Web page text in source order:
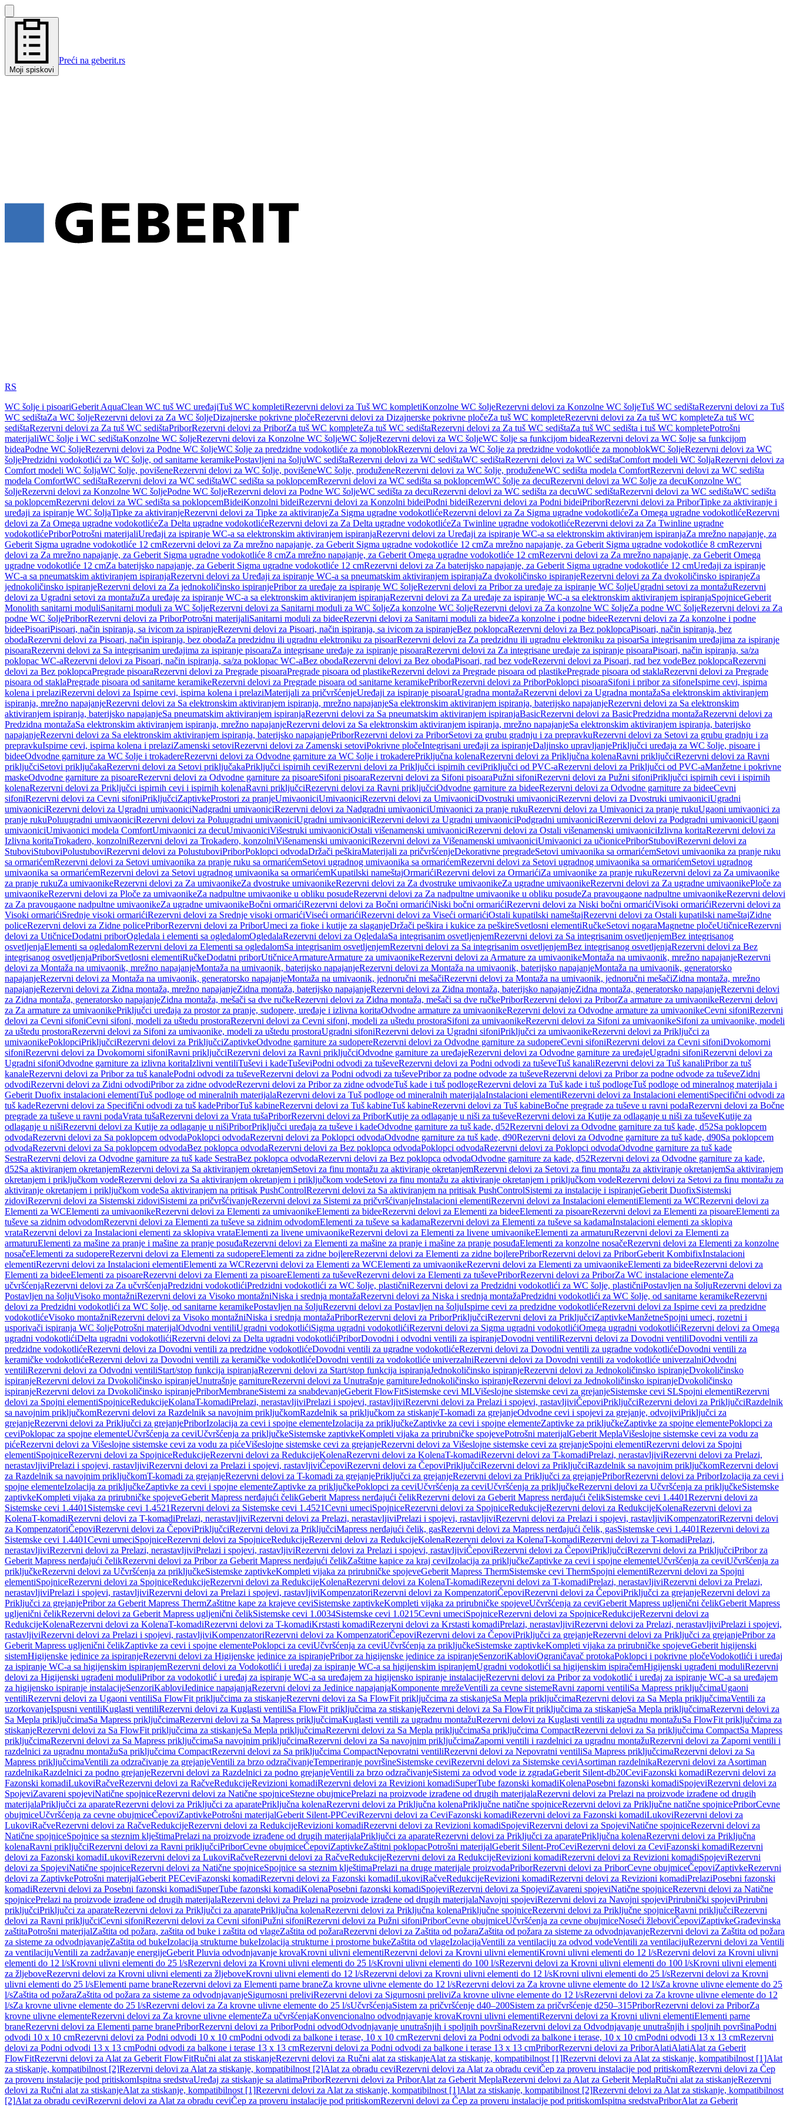
Moji spiskovi
Preći na geberit.rs
RS
WC šolje i pisoariGeberit AquaClean WC tuš WC uređajiTuš WC kompletiRezervni delovi za Tuš WC kompletiKonzolne WC šoljeRezervni delovi za Konzolne WC šoljeTuš WC sedištaRezervni delovi za Tuš
WC sedištaZa WC šoljeRezervni delovi za Za WC šoljeDizajnerske pokrivne pločeRezervni delovi za Dizajnerske pokrivne pločeZa tuš WC kompleteRezervni delovi za Za tuš WC kompleteZa tuš WC
sedištaRezervni delovi za Za tuš WC sedištaPriborRezervni delovi za PriborZa tuš WC kompleteZa tuš WC sedištaRezervni delovi za Za tuš WC sedištaZa tuš WC sedišta i tuš WC kompletePotrošni
materijaliWC šolje i WC sedištaKonzolne WC šoljeRezervni delovi za Konzolne WC šoljeWC šoljeRezervni delovi za WC šoljeWC šolje sa funkcijom bideaRezervni delovi za WC šolje sa funkcijom
bideaPodne WC šoljeRezervni delovi za Podne WC šoljeWC šolje za predzidne vodokotliće za monoblokRezervni delovi za WC šolje za predzidne vodokotliće za monoblokWC šoljeRezervni delovi za WC
šoljePredzidni vodokotlići za WC šolje, od sanitarne keramikePostavljeni na šoljuWC sedištaRezervni delovi za WC sedištaWC sedištaRezervni delovi za WC sedištaComfort modeli WC šoljaRezervni delovi za
Comfort modeli WC šoljaWC šolje, povišeneRezervni delovi za WC šolje, povišeneWC šolje, produženeRezervni delovi za WC šolje, produženeWC sedišta modela ComfortRezervni delovi za WC sedišta
modela ComfortWC sedištaRezervni delovi za WC sedištaWC sedišta sa poklopcemRezervni delovi za WC sedišta sa poklopcemWC šolje za decuRezervni delovi za WC šolje za decuKonzolne WC
šoljeRezervni delovi za Konzolne WC šoljePodne WC šoljeRezervni delovi za Podne WC šoljeWC sedišta za decuRezervni delovi za WC sedišta za decuWC sedištaRezervni delovi za WC sedištaWC sedišta
sa poklopcemRezervni delovi za WC sedišta sa poklopcemBideiKonzolni bideiRezervni delovi za Konzolni bideiPodni bideiRezervni delovi za Podni bideiPriborRezervni delovi za PriborTipke za aktiviranje i
uređaji za ispiranje WC šoljaTipke za aktiviranjeRezervni delovi za Tipke za aktiviranjeZa Sigma ugradne vodokotlićeRezervni delovi za Za Sigma ugradne vodokotlićeZa Omega ugradne vodokotlićeRezervni
delovi za Za Omega ugradne vodokotlićeZa Delta ugradne vodokotlićeRezervni delovi za Za Delta ugradne vodokotlićeZa Twinline ugradne vodokotlićeRezervni delovi za Za Twinline ugradne
vodokotlićePriborPotrošni materijaliUređaji za ispiranje WC-a sa elektronskim aktiviranjem ispiranjaRezervni delovi za Uređaji za ispiranje WC-a sa elektronskim aktiviranjem ispiranjaZa mrežno napajanje, za
Geberit Sigma ugradne vodokotliće 12 cmRezervni delovi za Za mrežno napajanje, za Geberit Sigma ugradne vodokotliće 12 cmZa mrežno napajanje, za Geberit Sigma ugradne vodokotliće 8 cmRezervni
delovi za Za mrežno napajanje, za Geberit Sigma ugradne vodokotliće 8 cmZa mrežno napajanje, za Geberit Omega ugradne vodokotliće 12 cmRezervni delovi za Za mrežno napajanje, za Geberit Omega
ugradne vodokotliće 12 cmZa baterijsko napajanje, za Geberit Sigma ugradne vodokotliće 12 cmRezervni delovi za Za baterijsko napajanje, za Geberit Sigma ugradne vodokotliće 12 cmUređaji za ispiranje
WC-a sa pneumatskim aktiviranjem ispiranjaRezervni delovi za Uređaji za ispiranje WC-a sa pneumatskim aktiviranjem ispiranjaZa dvokoličinsko ispiranjeRezervni delovi za Za dvokoličinsko ispiranjeZa
jednokoličinsko ispiranjeRezervni delovi za Za jednokoličinsko ispiranjePribor za uređaje za ispiranje WC šoljeRezervni delovi za Pribor za uređaje za ispiranje WC šoljeUgradni setovi za montažuRezervni
delovi za Ugradni setovi za montažuZa uređaje za ispiranje WC-a sa elektronskim aktiviranjem ispiranjaRezervni delovi za Za uređaje za ispiranje WC-a sa elektronskim aktiviranjem ispiranjaSpojniceGeberit
Monolith sanitarni moduliSanitarni moduli za WC šoljeRezervni delovi za Sanitarni moduli za WC šoljeZa konzolne WC šoljeRezervni delovi za Za konzolne WC šoljeZa podne WC šoljeRezervni delovi za Za
podne WC šoljePriborRezervni delovi za PriborPotrošni materijaliSanitarni moduli za bideeRezervni delovi za Sanitarni moduli za bideeZa konzolne i podne bideeRezervni delovi za Za konzolne i podne
bideePisoariPisoari, način ispiranja, sa ivicom za ispiranjeRezervni delovi za Pisoari, način ispiranja, sa ivicom za ispiranjeBez poklopcaRezervni delovi za Bez poklopcaPisoari, način ispiranja, bez
obodaRezervni delovi za Pisoari, način ispiranja, bez obodaZa predzidnu ili ugradnu elektroniku za pisoarRezervni delovi za Za predzidnu ili ugradnu elektroniku za pisoarSa integrisanim uređajima za ispiranje
pisoaraRezervni delovi za Sa integrisanim uređajima za ispiranje pisoaraZa integrisane uređaje za ispiranje pisoaraRezervni delovi za Za integrisane uređaje za ispiranje pisoaraPisoari, način ispiranja, sa/za
poklopac WC-aRezervni delovi za Pisoari, način ispiranja, sa/za poklopac WC-aBez obodaRezervni delovi za Bez obodaPisoari, rad bez vodeRezervni delovi za Pisoari, rad bez vodeBez poklopcaRezervni
delovi za Bez poklopcaPregrade pisoaraRezervni delovi za Pregrade pisoaraPregrade pisoara od plastikeRezervni delovi za Pregrade pisoara od plastikePregrade pisoara od staklaRezervni delovi za Pregrade
pisoara od staklaPregrade pisoara od sanitarne keramikeRezervni delovi za Pregrade pisoara od sanitarne keramikePriborRezervni delovi za PriborPoklopci pisoaraSifoni i pribor za sifoneIspirne cevi, ispirna
kolena i prelaziRezervni delovi za Ispirne cevi, ispirna kolena i prelaziMaterijali za pričvršćenjeUređaji za ispiranje pisoaraUgradna montažaRezervni delovi za Ugradna montažaSa elektronskim aktiviranjem
ispiranja, mrežno napajanjeRezervni delovi za Sa elektronskim aktiviranjem ispiranja, mrežno napajanjeSa elektronskim aktiviranjem ispiranja, baterijsko napajanjeRezervni delovi za Sa elektronskim
aktiviranjem ispiranja, baterijsko napajanjeSa pneumatskim aktiviranjem ispiranjaRezervni delovi za Sa pneumatskim aktiviranjem ispiranjaBasicRezervni delovi za BasicPredzidna montažaRezervni delovi za
Predzidna montažaSa elektronskim aktiviranjem ispiranja, mrežno napajanjeRezervni delovi za Sa elektronskim aktiviranjem ispiranja, mrežno napajanjeSa elektronskim aktiviranjem ispiranja, baterijsko
napajanjeRezervni delovi za Sa elektronskim aktiviranjem ispiranja, baterijsko napajanjePriborRezervni delovi za PriborSetovi za grubu gradnju i za prepravkuRezervni delovi za Setovi za grubu gradnju i za
prepravkuIspirne cevi, ispirna kolena i prelaziZamenski setoviRezervni delovi za Zamenski setoviPokrivne pločeIntegrisani uređaji za ispiranjeDaljinsko upravljanjePriključci uređaja za WC šolje, pisoare i
bideeOdvodne garniture za WC šolje i trokadereRezervni delovi za Odvodne garniture za WC šolje i trokaderePriključna kolenaRezervni delovi za Priključna kolenaRavni priključciRezervni delovi za Ravni
priključciSetovi priključakaRezervni delovi za Setovi priključakaPriključci ispirnih ceviRezervni delovi za Priključci ispirnih ceviPriključci od PVC-aRezervni delovi za Priključci od PVC-aManžetne i pokrivne
maskeOdvodne garniture za pisoareRezervni delovi za Odvodne garniture za pisoareSifoni pisoaraRezervni delovi za Sifoni pisoaraPužni sifoniRezervni delovi za Pužni sifoniPriključci ispirnih cevi i ispirnih
kolenaRezervni delovi za Priključci ispirnih cevi i ispirnih kolenaRavni priključciRezervni delovi za Ravni priključciOdvodne garniture za bideeRezervni delovi za Odvodne garniture za bideeCevni
sifoniRezervni delovi za Cevni sifoniPriključciZaptivkeProstori za pranjeUmivaoniciUmivaoniciRezervni delovi za UmivaoniciDvostruki umivaoniciRezervni delovi za Dvostruki umivaoniciUgradni
umivaoniciRezervni delovi za Ugradni umivaoniciNadgradni umivaoniciRezervni delovi za Nadgradni umivaoniciUmivaonici za pranje rukuRezervni delovi za Umivaonici za pranje rukuUgaoni umivaonici za
pranje rukuPoluugradni umivaoniciRezervni delovi za Poluugradni umivaoniciUgradni umivaoniciRezervni delovi za Ugradni umivaoniciPodgradni umivaoniciRezervni delovi za Podgradni umivaoniciUgaoni
umivaoniciUmivaonici modela ComfortUmivaonici za decuUmivaoniciVišestruki umivaoniciOstali višenamenski umivaoniciRezervni delovi za Ostali višenamenski umivaoniciIzlivna koritaRezervni delovi za
Izlivna koritaTrokadero, konzolniRezervni delovi za Trokadero, konzolniVišenamenski umivaoniciRezervni delovi za Višenamenski umivaoniciUmivaonici za učionicePriborStuboviRezervni delovi za
StuboviStuboviPolustuboviRezervni delovi za PolustuboviPriborPoklopci odvodaDržači peškiraMaterijali za pričvršćenjeDekorativne pregradeSetovi umivaonika sa ormarićemSetovi umivaonika za pranje ruku
sa ormarićemRezervni delovi za Setovi umivaonika za pranje ruku sa ormarićemSetovi ugradnog umivaonika sa ormarićemRezervni delovi za Setovi ugradnog umivaonika sa ormarićemSetovi ugradnog
umivaonika sa ormarićemRezervni delovi za Setovi ugradnog umivaonika sa ormarićemKupatilski nameštajOrmarićiRezervni delovi za OrmarićiZa umivaonike za pranje rukuRezervni delovi za Za umivaonike
za pranje rukuZa umivaonikeRezervni delovi za Za umivaonikeZa dvostruke umivaonikeRezervni delovi za Za dvostruke umivaonikeZa ugradne umivaonikeRezervni delovi za Za ugradne umivaonikePloče za
umivaonikeRezervni delovi za Ploče za umivaonikeZa nadpultne umivaonike u obliku posudeRezervni delovi za Za nadpultne umivaonike u obliku posudeZa pravougaone nadpultne umivaonikeRezervni delovi
za Za pravougaone nadpultne umivaonikeZa ugradne umivaonikeBočni ormarićiRezervni delovi za Bočni ormarićiNiski bočni ormarićiRezervni delovi za Niski bočni ormarićiVisoki ormarićiRezervni delovi za
Visoki ormarićiSrednje visoki ormarićiRezervni delovi za Srednje visoki ormarićiViseći ormarićiRezervni delovi za Viseći ormarićiOstali kupatilski nameštajRezervni delovi za Ostali kupatilski nameštajZidne
policeRezervni delovi za Zidne policePriborRezervni delovi za PriborUmeci za fioke i kutije za slaganjeDržači peškira i kukice za peškireSvetlosni elementiRučkeSetovi nogaraMagnetne pločeUtičniceRezervni
delovi za UtičniceDodatni priborOgledala i elementi sa ogledalomOgledalaRezervni delovi za OgledalaSa integrisanim osvetljenjemRezervni delovi za Sa integrisanim osvetljenjemBez integrisanog
osvetljenjaElementi sa ogledalomRezervni delovi za Elementi sa ogledalomSa integrisanim osvetljenjemRezervni delovi za Sa integrisanim osvetljenjemBez integrisanog osvetljenjaRezervni delovi za Bez
integrisanog osvetljenjaPriborSvetlosni elementiRučkeDodatni priborUtičniceArmatureArmature za umivaonikeRezervni delovi za Armature za umivaonikeMontaža na umivaonik, mrežno napajanjeRezervni
delovi za Montaža na umivaonik, mrežno napajanjeMontaža na umivaonik, baterijsko napajanjeRezervni delovi za Montaža na umivaonik, baterijsko napajanjeMontaža na umivaonik, generatorsko
napajanjeRezervni delovi za Montaža na umivaonik, generatorsko napajanjeMontaža na umivaonik, jednoručni mešačiRezervni delovi za Montaža na umivaonik, jednoručni mešačiZidna montaža, mrežno
napajanjeRezervni delovi za Zidna montaža, mrežno napajanjeZidna montaža, baterijsko napajanjeRezervni delovi za Zidna montaža, baterijsko napajanjeZidna montaža, generatorsko napajanjeRezervni delovi
za Zidna montaža, generatorsko napajanjeZidna montaža, mešači sa dve ručkeRezervni delovi za Zidna montaža, mešači sa dve ručkePriborRezervni delovi za PriborZa armature za umivaonikeRezervni delovi
za Za armature za umivaonikePriključci uređaja za prostor za pranje, sudopere, uređaje i izlivna koritaOdvodne armature za umivaonikeRezervni delovi za Odvodne armature za umivaonikeCevni sifoniRezervni
delovi za Cevni sifoniCevni sifoni, modeli za uštedu prostoraRezervni delovi za Cevni sifoni, modeli za uštedu prostoraSifoni za umivaonikeRezervni delovi za Sifoni za umivaonikeSifoni za umivaonike, modeli
za uštedu prostoraRezervni delovi za Sifoni za umivaonike, modeli za uštedu prostoraUgradni sifoniRezervni delovi za Ugradni sifoniPriključci za umivaonikeRezervni delovi za Priključci za
umivaonikePoklopciPriključciRezervni delovi za PriključciZaptivkeOdvodne garniture za sudopereRezervni delovi za Odvodne garniture za sudopereCevni sifoniRezervni delovi za Cevni sifoniDvokomorni
sifoniRezervni delovi za Dvokomorni sifoniRavni priključciRezervni delovi za Ravni priključciOdvodne garniture za uređajeRezervni delovi za Odvodne garniture za uređajeUgradni sifoniRezervni delovi za
Ugradni sifoniOdvodne garniture za izlivna koritaIzlivni ventiliTuševi i kadeTuševiPodni odvodi za tuševeRezervni delovi za Podni odvodi za tuševeTuš kanaliRezervni delovi za Tuš kanaliPribor za tuš
kanaleRezervni delovi za Pribor za tuš kanalePodni odvodi za tuševeRezervni delovi za Podni odvodi za tuševePribor za podne odvode za tuševeRezervni delovi za Pribor za podne odvode za tuševeZidni
odvodiRezervni delovi za Zidni odvodiPribor za zidne odvodeRezervni delovi za Pribor za zidne odvodeTuš kade i tuš podlogeRezervni delovi za Tuš kade i tuš podlogeTuš podloge od mineralnog materijala i
Geberit Duofix instalacioni elementiTuš podloge od mineralnih materijalaRezervni delovi za Tuš podloge od mineralnih materijalaInstalacioni elementiRezervni delovi za Instalacioni elementiSpecifični odvodi za
tuš kadeRezervni delovi za Specifični odvodi za tuš kadePriborTuš kabineRezervni delovi za Tuš kabineTuš kabineRezervni delovi za Tuš kabineBočne pregrade za tuševe u ravni podaRezervni delovi za Bočne
pregrade za tuševe u ravni podaVrata tušaRezervni delovi za Vrata tušaPriborRezervni delovi za PriborKutije za odlaganje u niši za tuševeRezervni delovi za Kutije za odlaganje u niši za tuševeKutije za
odlaganje u nišiRezervni delovi za Kutije za odlaganje u nišiPriborPriključci uređaja za tuševe i kadeOdvodne garniture za tuš kade, d52Rezervni delovi za Odvodne garniture za tuš kade, d52Sa poklopcem
odvodaRezervni delovi za Sa poklopcem odvodaPoklopci odvodaRezervni delovi za Poklopci odvodaOdvodne garniture za tuš kade, d90Rezervni delovi za Odvodne garniture za tuš kade, d90Sa poklopcem
odvodaRezervni delovi za Sa poklopcem odvodaBez poklopca odvodaRezervni delovi za Bez poklopca odvodaPoklopci odvodaRezervni delovi za Poklopci odvodaOdvodne garniture za tuš kade
SestraRezervni delovi za Odvodne garniture za tuš kade SestraBez poklopca odvodaRezervni delovi za Bez poklopca odvodaOdvodne garniture za kade, d52Rezervni delovi za Odvodne garniture za kade,
d52Sa aktiviranjem okretanjemRezervni delovi za Sa aktiviranjem okretanjemSetovi za finu montažu za aktiviranje okretanjemRezervni delovi za Setovi za finu montažu za aktiviranje okretanjemSa aktiviranjem
okretanjem i priključkom vodeRezervni delovi za Sa aktiviranjem okretanjem i priključkom vodeSetovi za finu montažu za aktiviranje okretanjem i priključkom vodeRezervni delovi za Setovi za finu montažu za
aktiviranje okretanjem i priključkom vodeSa aktiviranjem na pritisak PushControlRezervni delovi za Sa aktiviranjem na pritisak PushControlSistemi za instalacije i ispiranjeGeberit DuofixSistemski
zidoviRezervni delovi za Sistemski zidoviSistemi za pričvršćivanjeRezervni delovi za Sistemi za pričvršćivanjeInstalacioni elementiRezervni delovi za Instalacioni elementiElementi za WCRezervni delovi za
Elementi za WCElementi za umivaonikeRezervni delovi za Elementi za umivaonikeElementi za bideeRezervni delovi za Elementi za bideeElementi za pisoareRezervni delovi za Elementi za pisoareElementi za
tuševe sa zidnim odvodomRezervni delovi za Elementi za tuševe sa zidnim odvodomElementi za tuševe sa kadamaRezervni delovi za Elementi za tuševe sa kadamaInstalacioni elementi za sklopiva
vrataRezervni delovi za Instalacioni elementi za sklopiva vrataElementi za livene umivaonikeRezervni delovi za Elementi za livene umivaonikeElementi za armaturuRezervni delovi za Elementi za
armaturuElementi za mašine za pranje i mašine za pranje posuđaRezervni delovi za Elementi za mašine za pranje i mašine za pranje posuđaElementi za konzolne nosačeRezervni delovi za Elementi za konzolne
nosačeElementi za sudopereRezervni delovi za Elementi za sudopereElementi za zidne bojlereRezervni delovi za Elementi za zidne bojlerePriborRezervni delovi za PriborGeberit KombifixInstalacioni
elementiRezervni delovi za Instalacioni elementiElementi za WCRezervni delovi za Elementi za WCElementi za umivaonikeRezervni delovi za Elementi za umivaonikeElementi za bideeRezervni delovi za
Elementi za bideeElementi za pisoareRezervni delovi za Elementi za pisoareElementi za tuševeRezervni delovi za Elementi za tuševePriborRezervni delovi za PriborZa WC instalacione elementeZa
učvršćenjaRezervni delovi za Za učvršćenjaPredzidni vodokotlićiPredzidni vodokotlići za WC šolje, plastičniRezervni delovi za Predzidni vodokotlići za WC šolje, plastičniPostavljen na šoljuRezervni delovi za
Postavljen na šoljuVisoko montažniRezervni delovi za Visoko montažniNiska i srednja montažaRezervni delovi za Niska i srednja montažaPredzidni vodokotlići za WC šolje, od sanitarne keramikeRezervni
delovi za Predzidni vodokotlići za WC šolje, od sanitarne keramikePostavljen na šoljuRezervni delovi za Postavljen na šoljuIspirne cevi za predzidne vodokotlićeRezervni delovi za Ispirne cevi za predzidne
vodokotlićeVisoko montažniRezervni delovi za Visoko montažniNiska i srednja montažaPriborRezervni delovi za PriborPriključciRezervni delovi za PriključciZaptivkeManžetneSpojni umeci, rozetni i
usporivači ispiranja WC šoljePotrošni materijalOdvodni ventiliUgradni vodokotlićiSigma ugradni vodokotlićiRezervni delovi za Sigma ugradni vodokotlićiOmega ugradni vodokotlićiRezervni delovi za Omega
ugradni vodokotlićiDelta ugradni vodokotlićiRezervni delovi za Delta ugradni vodokotlićiPriborDovodni i odvodni ventili za ispiranjeDovodni ventiliRezervni delovi za Dovodni ventiliDovodni ventili za
predzidne vodokotlićeRezervni delovi za Dovodni ventili za predzidne vodokotlićeDovodni ventili za ugradne vodokotlićeRezervni delovi za Dovodni ventili za ugradne vodokotlićeDovodni ventili za
keramičke vodokotlićeRezervni delovi za Dovodni ventili za keramičke vodokotlićeDovodni ventili za vodokotliće univerzalniRezervni delovi za Dovodni ventili za vodokotliće univerzalniOdvodni
ventiliRezervni delovi za Odvodni ventiliStart/stop funkcija ispiranjaRezervni delovi za Start/stop funkcija ispiranjaJednokoličinsko ispiranjeRezervni delovi za Jednokoličinsko ispiranjeDvokoličinsko
ispiranjeRezervni delovi za Dvokoličinsko ispiranjeUnutrašnje garnitureRezervni delovi za Unutrašnje garnitureJednokoličinsko ispiranjeRezervni delovi za Jednokoličinsko ispiranjeDvokoličinsko
ispiranjeRezervni delovi za Dvokoličinsko ispiranjePriborMembraneSistemi za snabdevanjeGeberit FlowFitSistemske cevi MLVišeslojne sistemske cevi za grejanjeSistemske cevi SLSpojni elementiRezervni
delovi za Spojni elementiSpojniceRedukcijeKolanaT-komadiPrelazi, nerastavljiviPrelazi i spojevi, rastavljiviRezervni delovi za Prelazi i spojevi, rastavljiviČepoviPriključciRezervni delovi za PriključciRazdelnik
sa navojnim priključkomRezervni delovi za Razdelnik sa navojnim priključkomRazdelnik sa priključkom za stiskanjeT-komadi za grejanjeOdvodne cevi i spojevi za grejanje, odvojiviPriključci za
grejanjeRezervni delovi za Priključci za grejanjePriborIzolacija za cevi i spojne elementeIzolacija za priključkeZaptivke za cevi i spojne elementeZaptivke za priključkeZaptivke za spojne elementePoklopci za
ceviPoklopac za spojne elementeUčvršćenja za ceviUčvršćenja za priključkeSistemske zaptivkeKompleti vijaka za prirubničke spojevePotrošni materijalGeberit MeplaVišeslojne sistemske cevi za vodu za
pićeRezervni delovi za Višeslojne sistemske cevi za vodu za pićeVišeslojne sistemske cevi za grejanjeRezervni delovi za Višeslojne sistemske cevi za grejanjeSpojni elementiRezervni delovi za Spojni
elementiSpojniceRezervni delovi za SpojniceRedukcijeRezervni delovi za RedukcijeKolenaRezervni delovi za KolenaT-komadiRezervni delovi za T-komadiPrelazi, nerastavljiviRezervni delovi za Prelazi,
nerastavljiviPrelazi i spojevi, rastavljiviRezervni delovi za Prelazi i spojevi, rastavljiviČepoviRezervni delovi za ČepoviPriključciRezervni delovi za PriključciRazdelnik sa navojnim priključkomRezervni delovi
za Razdelnik sa navojnim priključkomT-komadi za grejanjeRezervni delovi za T-komadi za grejanjePriključci za grejanjeRezervni delovi za Priključci za grejanjePriborRezervni delovi za PriborIzolacija za cevi i
spojne elementeIzolacija za priključkeZaptivke za cevi i spojne elementeZaptivke za priključkePoklopci za ceviUčvršćenja za ceviUčvršćenja za priključkeRezervni delovi za Učvršćenja za priključkeSistemske
zaptivkeKompleti vijaka za prirubničke spojeveGeberit Mapress nerđajući čelikGeberit Mapress nerđajući čelikRezervni delovi za Geberit Mapress nerđajući čelikSistemske cevi 1.4401Rezervni delovi za
Sistemske cevi 1.4401 Sistemske cevi 1.4521Rezervni delovi za Sistemske cevi 1.4521Cevni umeciSpojniceRezervni delovi za SpojniceRedukcijeRezervni delovi za RedukcijeKolenaRezervni delovi za
KolenaT-komadiRezervni delovi za T-komadiPrelazi, nerastavljiviRezervni delovi za Prelazi, nerastavljiviPrelazi i spojevi, rastavljiviRezervni delovi za Prelazi i spojevi, rastavljiviKompenzatoriRezervni delovi
za KompenzatoriČepoviRezervni delovi za ČepoviPriključciRezervni delovi za PriključciMapress nerđajući čelik, gasRezervni delovi za Mapress nerđajući čelik, gasSistemske cevi 1.4401Rezervni delovi za
Sistemske cevi 1.4401Cevni umeciSpojniceRezervni delovi za SpojniceRedukcijeRezervni delovi za RedukcijeKolenaRezervni delovi za KolenaT-komadiRezervni delovi za T-komadiPrelazi,
nerastavljiviRezervni delovi za Prelazi, nerastavljiviPrelazi i spojevi, rastavljiviRezervni delovi za Prelazi i spojevi, rastavljiviČepoviRezervni delovi za ČepoviPriključciRezervni delovi za PriključciPribor za
Geberit Mapress nerđajući čelikRezervni delovi za Pribor za Geberit Mapress nerđajući čelikZaštitne kapice za kraj ceviIzolacija za priključkeZaptivke za cevi i spojne elementeUčvršćenja za ceviUčvršćenja za
priključkeRezervni delovi za Učvršćenja za priključkeSistemske zaptivkeKompleti vijaka za prirubničke spojeveGeberit Mapress ThermSistemske cevi ThermSpojni elementiRezervni delovi za Spojni
elementiSpojniceRezervni delovi za SpojniceRedukcijeRezervni delovi za RedukcijeKolenaRezervni delovi za KolenaT-komadiRezervni delovi za T-komadiPrelazi, nerastavljiviRezervni delovi za Prelazi,
nerastavljiviPrelazi i spojevi, rastavljiviRezervni delovi za Prelazi i spojevi, rastavljiviKompenzatoriRezervni delovi za KompenzatoriČepoviRezervni delovi za ČepoviPriključci za grejanjeRezervni delovi za
Priključci za grejanjePribor za Geberit Mapress ThermZaštitne kape za krajeve ceviSistemske zaptivkeKompleti vijaka za prirubničke spojeveUčvršćenja za ceviGeberit Mapress ugljenični čelikGeberit Mapress
ugljenični čelikRezervni delovi za Geberit Mapress ugljenični čelikSistemske cevi 1.0034Sistemske cevi 1.0215Cevni umeciSpojniceRezervni delovi za SpojniceRedukcijeRezervni delovi za
RedukcijeKolenaRezervni delovi za KolenaT-komadiRezervni delovi za T-komadiKrstasti komadiRezervni delovi za Krstasti komadiPrelazi, nerastavljiviRezervni delovi za Prelazi, nerastavljiviPrelazi i spojevi,
rastavljiviRezervni delovi za Prelazi i spojevi, rastavljiviKompenzatoriRezervni delovi za KompenzatoriČepoviRezervni delovi za ČepoviPriključci za grejanjeRezervni delovi za Priključci za grejanjePribor za
Geberit Mapress ugljenični čelikZaptivke za cevi i spojne elementePoklopci za ceviUčvršćenja za ceviUčvršćenja za priključkeSistemske zaptivkeKompleti vijaka za prirubničke spojeveGeberit higijenski
sistemHigijenske jedinice za ispiranjeRezervni delovi za Higijenske jedinice za ispiranjePribor za higijenske jedinice za ispiranjeSenzoriKabloviOgraničavač protokaPoklopci i pokrivne pločeVodokotlići i uređaj
za ispiranje WC-a sa higijenskim ispiranjemRezervni delovi za Vodokotlići i uređaj za ispiranje WC-a sa higijenskim ispiranjemUgradni vodokotlići sa higijenskim ispiračemHigijenski ugrađeni moduliRezervni
delovi za Higijenski ugrađeni moduliPribor za vodokotlić i uređaj za ispiranje WC-a sa uređajem za higijensko ispiranje instalacijeRezervni delovi za Pribor za vodokotlić i uređaj za ispiranje WC-a sa uređajem
za higijensko ispiranje instalacijeSenzoriKabloviJedinice napajanjaRezervni delovi za Jedinice napajanjaKomponente mrežeVentili za cevne sistemeRavni zaporni ventiliSa Mapress priključcimaUgaoni
ventiliRezervni delovi za Ugaoni ventiliSa FlowFit priključcima za stiskanjeRezervni delovi za Sa FlowFit priključcima za stiskanjeSa Mepla priključcimaRezervni delovi za Sa Mepla priključcimaVentili za
uzorkovanjeIspusni ventiliKuglasti ventiliRezervni delovi za Kuglasti ventiliSa FlowFit priključcima za stiskanjeRezervni delovi za Sa FlowFit priključcima za stiskanjeSa Mepla priključcimaRezervni delovi za
Sa Mepla priključcimaSa Mapress priključcimaRezervni delovi za Sa Mapress priključcimaKuglasti ventili za ugradnu montažuRezervni delovi za Kuglasti ventili za ugradnu montažuSa FlowFit priključcima za
stiskanjeRezervni delovi za Sa FlowFit priključcima za stiskanjeSa Mepla priključcimaRezervni delovi za Sa Mepla priključcimaSa priključcima CompactRezervni delovi za Sa priključcima CompactSa Mapress
priključcimaRezervni delovi za Sa Mapress priključcimaSa navojnim priključcimaRezervni delovi za Sa navojnim priključcimaZaporni ventili i razdelnici za ugradnu montažuRezervni delovi za Zaporni ventili i
razdelnici za ugradnu montažuSa priključcima CompactRezervni delovi za Sa priključcima CompactNepovratni ventiliRezervni delovi za Nepovratni ventiliSa Mapress priključcimaRezervni delovi za Sa
Mapress priključcimaVentili za odzračivanje za grejanjeVentili za brzo odzračivanjeTemperiranje površineSistemske ceviRezervni delovi za Sistemske ceviAsortiman razdelnikaRezervni delovi za Asortiman
razdelnikaRazdelnici za podno grejanjeRezervni delovi za Razdelnici za podno grejanjeVentili za brzo odzračivanjeSistemi za odvod vode iz zgradaGeberit Silent-db20CeviFazonski komadiRezervni delovi za
Fazonski komadiLukoviRačveRezervni delovi za RačveRedukcijeRevizioni komadiRezervni delovi za Revizioni komadiSuperTube fazonski komadiKolenaPosebni fazonski komadiSpojeviRezervni delovi za
SpojeviZavareni spojeviNatične spojniceRezervni delovi za Natične spojniceStezne obujmicePrelazi na proizvode izrađene od drugih materijalaRezervni delovi za Prelazi na proizvode izrađene od drugih
materijalaPriključci za aparateRezervni delovi za Priključci za aparatePriključna kolenaRezervni delovi za Priključna kolenaPriključne natične spojniceRezervni delovi za Priključne natične spojnicePriborCevne
obujmiceUčvršćenja za cevne obujmiceČepoviZaptivkePotrošni materijalGeberit Silent-PPCeviRezervni delovi za CeviFazonski komadiRezervni delovi za Fazonski komadiLukoviRezervni delovi za
LukoviRačveRezervni delovi za RačveRedukcijeRezervni delovi za RedukcijeRevizioni komadiRezervni delovi za Revizioni komadiSpojeviRezervni delovi za SpojeviNatične spojniceRezervni delovi za
Natične spojniceSpojnice sa steznim klještimaPrelazi na proizvode izrađene od drugih materijalaPriključci za aparateRezervni delovi za Priključci za aparatePriključna kolenaRezervni delovi za Priključna
kolenaRavni priključciRezervni delovi za Ravni priključciPriborCevne obujmiceČepoviZaptivkeZaštitni poklopacPotrošni materijalGeberit Silent-ProCeviRezervni delovi za CeviFazonski komadiRezervni
delovi za Fazonski komadiLukoviRezervni delovi za LukoviRačveRezervni delovi za RačveRedukcijeRezervni delovi za RedukcijeRevizioni komadiRezervni delovi za Revizioni komadiSpojeviRezervni
delovi za SpojeviNatične spojniceRezervni delovi za Natične spojniceSpojnice sa steznim klještimaPrelazi na druge materijale proizvodaPriborRezervni delovi za PriborCevne obujmiceČepoviZaptivkeRezervni
delovi za ZaptivkePotrošni materijalGeberit PECeviFazonski komadiRezervni delovi za Fazonski komadiLukoviRačveRedukcijeRevizioni komadiRezervni delovi za Revizioni komadiPrelaziPosebni fazonski
komadiRezervni delovi za Posebni fazonski komadiSuperTube fazonski komadiKolenaPosebni fazonski komadiSpojeviRezervni delovi za SpojeviZavareni spojeviNatične spojniceRezervni delovi za Natične
spojnicePrelazi na proizvode izrađene od drugih materijalaRezervni delovi za Prelazi na proizvode izrađene od drugih materijalaNavojni spojeviRezervni delovi za Navojni spojeviPrirubnički spojeviPrirubni
priključciPriključci za aparateRezervni delovi za Priključci za aparatePriključna kolenaRezervni delovi za Priključna kolenaPriključne spojniceRezervni delovi za Priključne spojniceRavni priključciRezervni
delovi za Ravni priključciCevni sifoniRezervni delovi za Cevni sifoniPužni sifoniRezervni delovi za Pužni sifoniPriborCevne obujmiceUčvršćenja za cevne obujmiceNoseći žleboviČepoviZaptivkeGrađevinska
zaštitaPotrošni materijalZaštita od požara, zaštita od buke i zaštita od vlageZaštita od požaraRezervni delovi za Zaštita od požaraZaštita od požara za sisteme za odvodnjavanjeRezervni delovi za Zaštita od požara
za sisteme za odvodnjavanjeZaštita od bukeIzolacija strukturne bukeIzolacija strukturne i prostorne bukeZaštita od vlageIzolacijaVentili za ventilaciju za odvod vodeVentili za ventilacijuRezervni delovi za Ventili
za ventilacijuVentili za zadržavanje energijeGeberit Pluvia odvodnjavanje krovaKrovni ulivni elementiRezervni delovi za Krovni ulivni elementiKrovni ulivni elementi do 12 l/sRezervni delovi za Krovni ulivni
elementi do 12 l/sKrovni ulivni elementi do 25 l/sRezervni delovi za Krovni ulivni elementi do 25 l/sKrovni ulivni elementi do 100 l/sRezervni delovi za Krovni ulivni elementi do 100 l/sKrovni ulivni elementi
za žljeboveRezervni delovi za Krovni ulivni elementi za žljeboveKrovni ulivni elementi do 12 l/sRezervni delovi za Krovni ulivni elementi do 12 l/sKrovni ulivni elementi do 25 l/sRezervni delovi za Krovni
ulivni elementi do 25 l/sElementi parne braneRezervni delovi za Elementi parne braneZa krovne ulivne elemente do 12 l/sRezervni delovi za Za krovne ulivne elemente do 12 l/sZa krovne ulivne elemente do 25
l/sZaštita od požaraZaštita od požara za sisteme za odvodnjavanjeSigurnosni preliviRezervni delovi za Sigurnosni preliviZa krovne ulivne elemente do 12 l/sRezervni delovi za Za krovne ulivne elemente do 12
l/sZa krovne ulivne elemente do 25 l/sRezervni delovi za Za krovne ulivne elemente do 25 l/sUčvršćenjaSistem za pričvršćenje d40–200Sistem za pričvršćenje d250–315PriborRezervni delovi za PriborZa
krovne ulivne elementeRezervni delovi za Za krovne ulivne elementeZa učvršćenjaKonvencionalno odvodnjavanje krovaKrovni ulivni elementiRezervni delovi za Krovni ulivni elementiElementi parne
braneRezervni delovi za Elementi parne branePriborRezervni delovi za PriborPodni odvodOdvodnjavanje unutrašnjih i spoljnih površinaRezervni delovi za Odvodnjavanje unutrašnjih i spoljnih površinaPodni
odvodi 10 x 10 cmRezervni delovi za Podni odvodi 10 x 10 cmPodni odvodi za balkone i terase, 10 x 10 cmRezervni delovi za Podni odvodi za balkone i terase, 10 x 10 cmPodni odvodi 13 x 13 cmRezervni
delovi za Podni odvodi 13 x 13 cmPodni odvodi za balkone i terase 13 x 13 cmRezervni delovi za Podni odvodi za balkone i terase 13 x 13 cmPriborRezervni delovi za PriborAlatiAlatiAlat za Geberit
FlowFitRezervni delovi za Alat za Geberit FlowFitRučni alat za stiskanjeRezervni delovi za Ručni alat za stiskanjeAlat za stiskanje, kompatibilnost [1]Rezervni delovi za Alat za stiskanje, kompatibilnost [1]Alat
za stiskanje, kompatibilnost [2]Rezervni delovi za Alat za stiskanje, kompatibilnost [2]Alat za obradu ceviRezervni delovi za Alat za obradu ceviČep za proveru instalacije pod pritiskomRezervni delovi za Čep
za proveru instalacije pod pritiskomIspitna sredstvaUređaj za stiskanje sa alatimaPriborRezervni delovi za PriborAlat za Geberit MeplaRezervni delovi za Alat za Geberit MeplaRučni alat za stiskanjeRezervni
delovi za Ručni alat za stiskanjeAlat za stiskanje, kompatibilnost [1]Rezervni delovi za Alat za stiskanje, kompatibilnost [1]Alat za stiskanje, kompatibilnost [2]Rezervni delovi za Alat za stiskanje, kompatibilnost
[2]Alat za obradu ceviRezervni delovi za Alat za obradu ceviČep za proveru instalacije pod pritiskomRezervni delovi za Čep za proveru instalacije pod pritiskomIspitna sredstvaPriborAlat za Geberit